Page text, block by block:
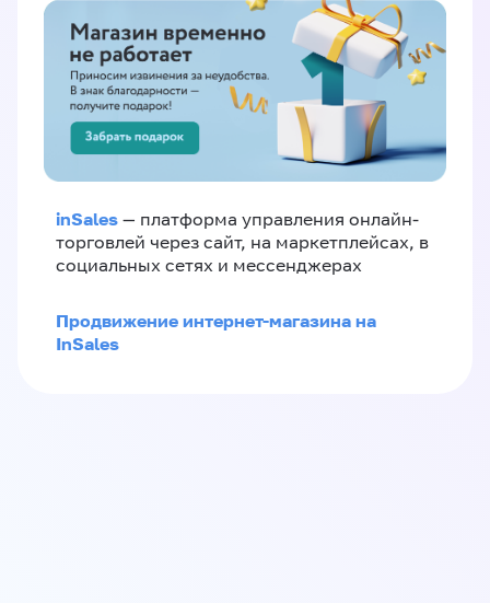
inSales — платформа управления онлайн-
торговлей через сайт, на маркетплейсах, в
социальных сетях и мессенджерах
Продвижение интернет-магазина на
InSales